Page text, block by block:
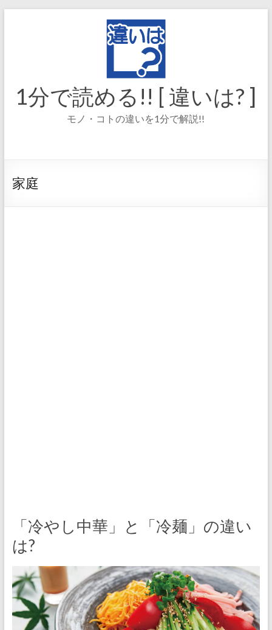
1分で読める!! [ 違いは? ]
モノ・コトの違いを1分で解説!!
家庭
「冷やし中華」と「冷麺」の違い
は?